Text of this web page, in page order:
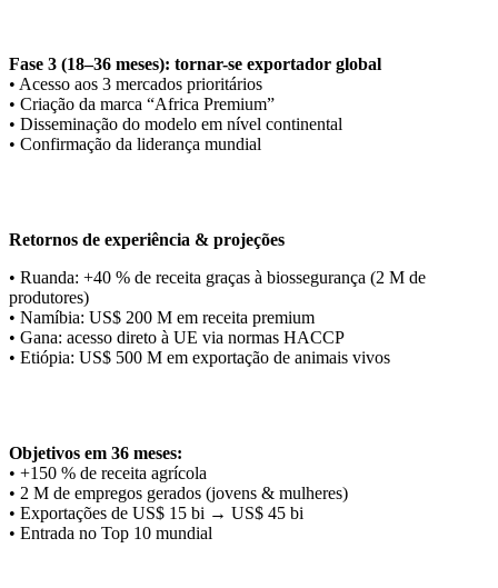
Fase 3 (18–36 meses): tornar-se exportador global
• Acesso aos 3 mercados prioritários
• Criação da marca “Africa Premium”
• Disseminação do modelo em nível continental
• Confirmação da liderança mundial
Retornos de experiência & projeções
• Ruanda: +40 % de receita graças à biossegurança (2 M de
produtores)
• Namíbia: US$ 200 M em receita premium
• Gana: acesso direto à UE via normas HACCP
• Etiópia: US$ 500 M em exportação de animais vivos
Objetivos em 36 meses:
• +150 % de receita agrícola
• 2 M de empregos gerados (jovens & mulheres)
• Exportações de US$ 15 bi → US$ 45 bi
• Entrada no Top 10 mundial